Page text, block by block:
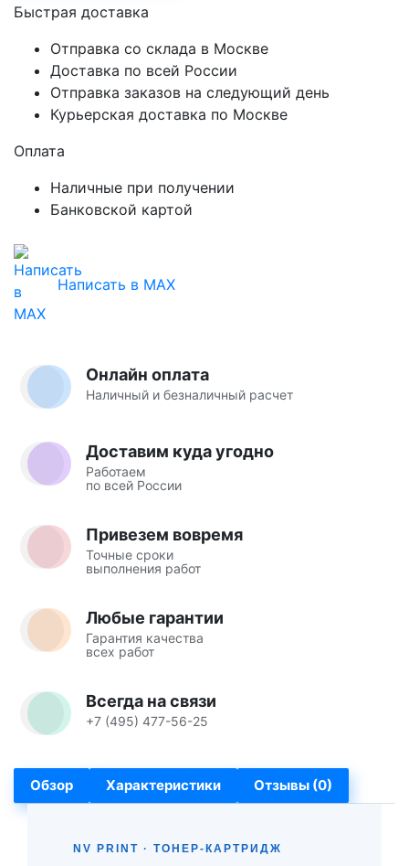
Быстрая доставка
Отправка со склада в Москве
Доставка по всей России
Отправка заказов на следующий день
Курьерская доставка по Москве
Оплата
Наличные при получении
Банковской картой
Написать в MAX
Онлайн оплата
Наличный и безналичный расчет
Доставим куда угодно
Работаем
по всей России
Привезем вовремя
Точные сроки
выполнения работ
Любые гарантии
Гарантия качества
всех работ
Всегда на связи
+7 (495) 477-56-25
Обзор Характеристики Отзывы (0)
NV PRINT · ТОНЕР-КАРТРИДЖ